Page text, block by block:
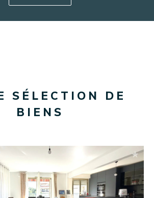
SÉLECTION DE
BIENS